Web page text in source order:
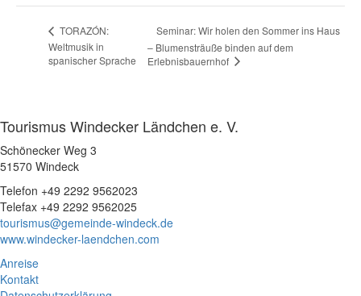
TORAZÓN:
Weltmusik in
spanischer Sprache
Seminar: Wir holen den Sommer ins Haus
– Blumensträuße binden auf dem
Erlebnisbauernhof
Tourismus Windecker Ländchen e. V.
Schönecker Weg 3
51570 Windeck
Telefon +49 2292 9562023
Telefax +49 2292 9562025
tourismus@gemeinde-windeck.de
www.windecker-laendchen.com
Anreise
Kontakt